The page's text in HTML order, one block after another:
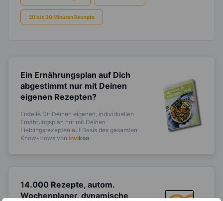
20 bis 30 Minuten Rezepte
Ein Ernährungsplan auf Dich
abgestimmt nur mit Deinen
eigenen Rezepten?
Erstelle Dir Deinen eigenen, individuellen
Ernährungsplan nur mit Deinen
Lieblingsrezepten auf Basis des gesamten
Know-Hows von invikoo
14.000 Rezepte, autom.
Wochenplaner, dynamische